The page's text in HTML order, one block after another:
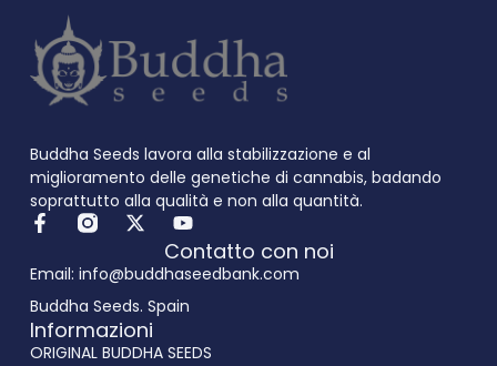
Buddha Seeds lavora alla stabilizzazione e al
miglioramento delle genetiche di cannabis, badando
soprattutto alla qualità e non alla quantità.
Informazioni
ORIGINAL BUDDHA SEEDS
Contatto con noi
Email: info@buddhaseedbank.com
Buddha Seeds. Spain